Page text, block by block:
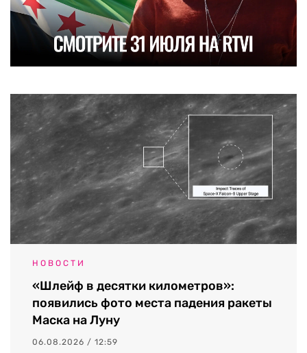
НОВОСТИ
«Шлейф в десятки километров»:
появились фото места падения ракеты
Маска на Луну
06.08.2026 / 12:59